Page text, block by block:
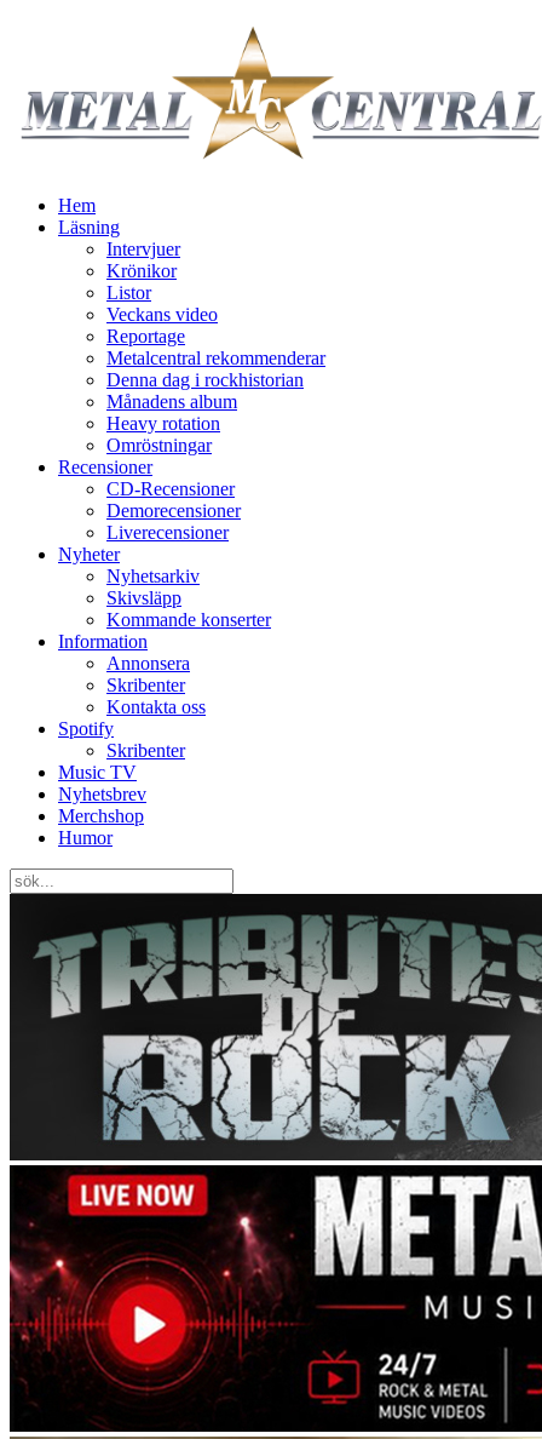
Hem
Läsning
Intervjuer
Krönikor
Listor
Veckans video
Reportage
Metalcentral rekommenderar
Denna dag i rockhistorian
Månadens album
Heavy rotation
Omröstningar
Recensioner
CD-Recensioner
Demorecensioner
Liverecensioner
Nyheter
Nyhetsarkiv
Skivsläpp
Kommande konserter
Information
Annonsera
Skribenter
Kontakta oss
Spotify
Skribenter
Music TV
Nyhetsbrev
Merchshop
Humor